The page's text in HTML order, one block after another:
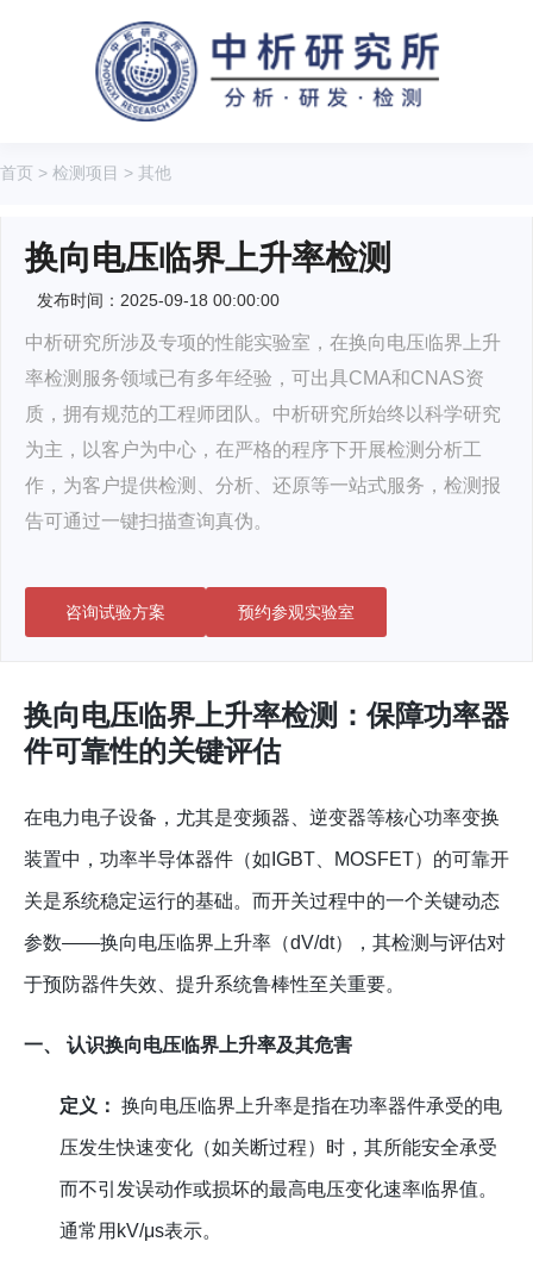
首页 > 检测项目 > 其他
换向电压临界上升率检测
发布时间：2025-09-18 00:00:00
中析研究所涉及专项的性能实验室，在换向电压临界上升
率检测服务领域已有多年经验，可出具CMA和CNAS资
质，拥有规范的工程师团队。中析研究所始终以科学研究
为主，以客户为中心，在严格的程序下开展检测分析工
作，为客户提供检测、分析、还原等一站式服务，检测报
告可通过一键扫描查询真伪。
咨询试验方案 预约参观实验室
换向电压临界上升率检测：保障功率器
件可靠性的关键评估
在电力电子设备，尤其是变频器、逆变器等核心功率变换
装置中，功率半导体器件（如IGBT、MOSFET）的可靠开
关是系统稳定运行的基础。而开关过程中的一个关键动态
参数——换向电压临界上升率（dV/dt），其检测与评估对
于预防器件失效、提升系统鲁棒性至关重要。
一、 认识换向电压临界上升率及其危害
定义： 换向电压临界上升率是指在功率器件承受的电
压发生快速变化（如关断过程）时，其所能安全承受
而不引发误动作或损坏的最高电压变化速率临界值。
通常用kV/μs表示。